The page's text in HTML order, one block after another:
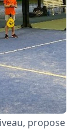
propose